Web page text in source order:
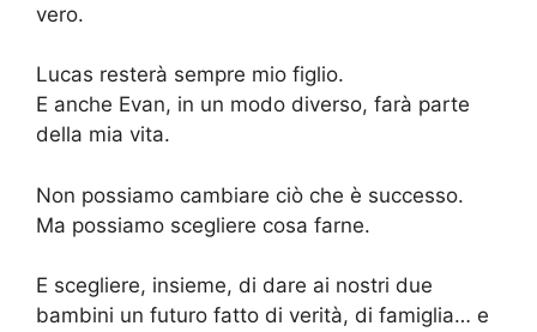
vero.
Lucas resterà sempre mio figlio.
E anche Evan, in un modo diverso, farà parte
della mia vita.
Non possiamo cambiare ciò che è successo.
Ma possiamo scegliere cosa farne.
E scegliere, insieme, di dare ai nostri due
bambini un futuro fatto di verità, di famiglia… e